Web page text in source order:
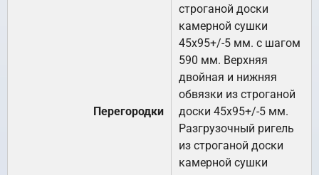
Перегородки
строганой доски
камерной сушки
45х95+/-5 мм. с шагом
590 мм. Верхняя
двойная и нижняя
обвязки из строганой
доски 45х95+/-5 мм.
Разгрузочный ригель
из строганой доски
камерной сушки